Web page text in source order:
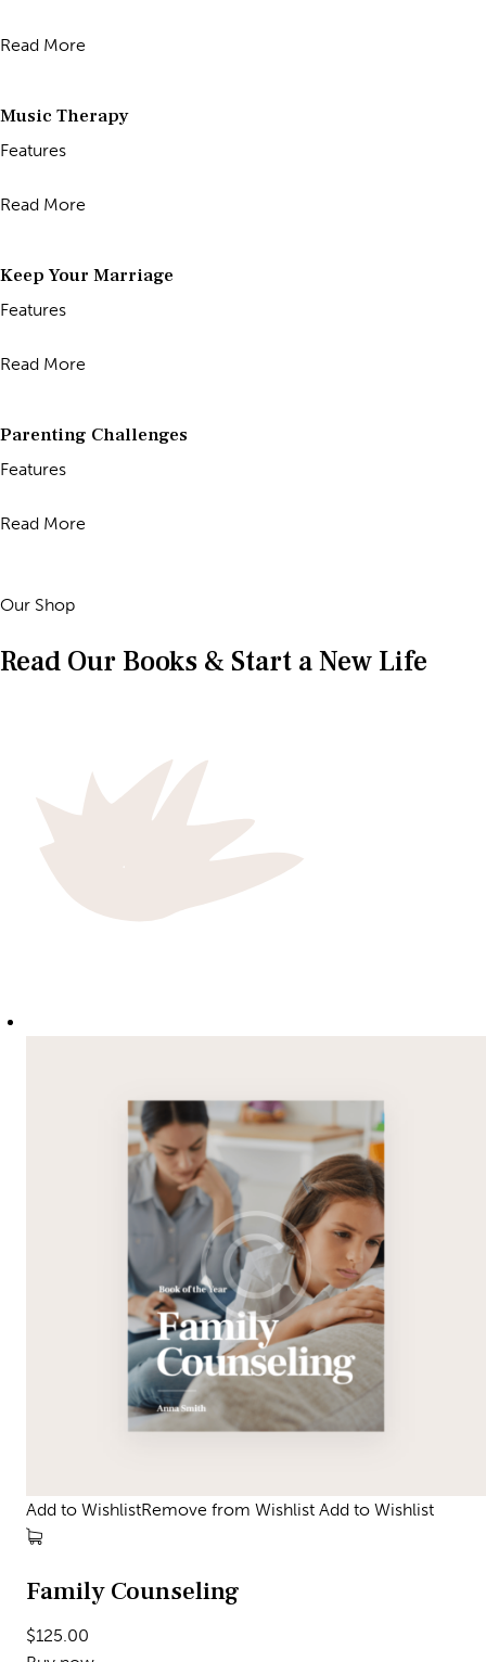
Read More
Music Therapy
Features
Read More
Keep Your Marriage
Features
Read More
Parenting Challenges
Features
Read More
Our Shop
Read Our Books & Start a New Life
Add to WishlistRemove from Wishlist Add to Wishlist
Family Counseling
$125.00